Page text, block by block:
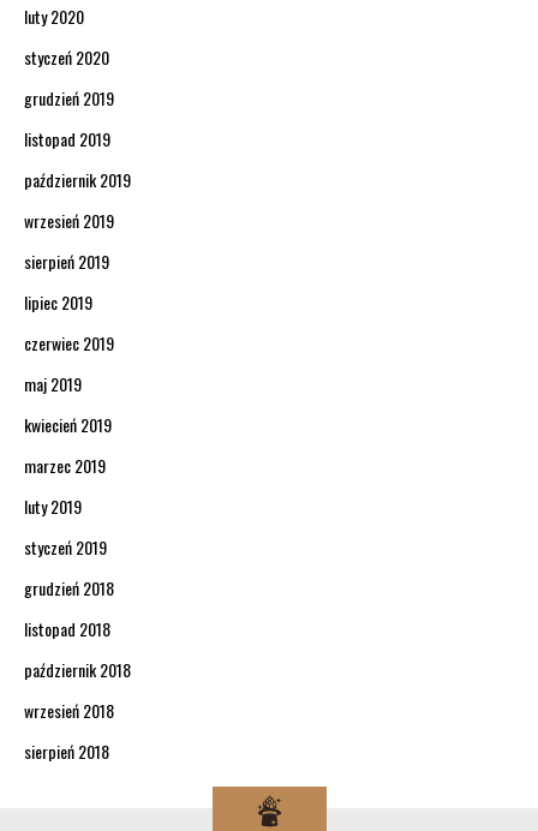
luty 2020
styczeń 2020
grudzień 2019
listopad 2019
październik 2019
wrzesień 2019
sierpień 2019
lipiec 2019
czerwiec 2019
maj 2019
kwiecień 2019
marzec 2019
luty 2019
styczeń 2019
grudzień 2018
listopad 2018
październik 2018
wrzesień 2018
sierpień 2018